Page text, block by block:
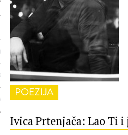
POEZIJA
Ivica Prtenjača: Lao Ti i